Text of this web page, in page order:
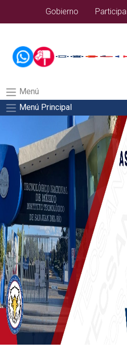
nuestra/nuestra-2Salida del comando:
Gobierno Participa
Menú
Menú Principal